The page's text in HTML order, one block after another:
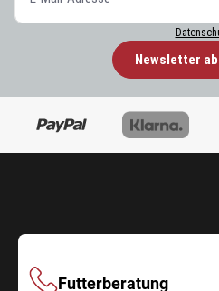
Newsletter
Futterberatung